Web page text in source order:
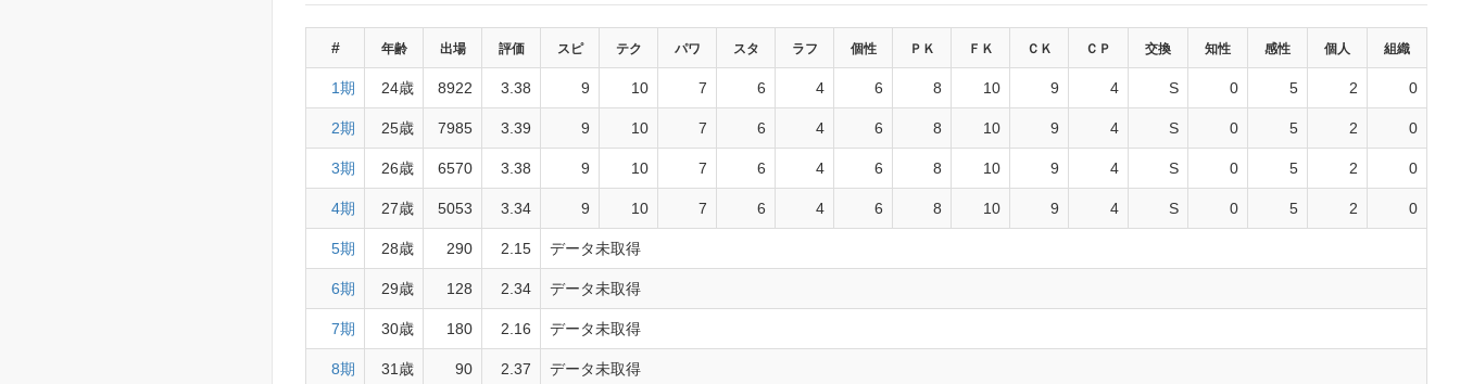
# 年齢 出場 評価 スピ テク パワ スタ ラフ 個性 ＰＫ ＦＫ ＣＫ ＣＰ 交換 知性 感性 個人 組織
1期 24歳 8922 3.38 9 10 7 6 4 6 8 10 9 4 S 0 5 2 0
2期 25歳 7985 3.39 9 10 7 6 4 6 8 10 9 4 S 0 5 2 0
3期 26歳 6570 3.38 9 10 7 6 4 6 8 10 9 4 S 0 5 2 0
4期 27歳 5053 3.34 9 10 7 6 4 6 8 10 9 4 S 0 5 2 0
5期 28歳 290 2.15 データ未取得
6期 29歳 128 2.34 データ未取得
7期 30歳 180 2.16 データ未取得
8期 31歳 90 2.37 データ未取得